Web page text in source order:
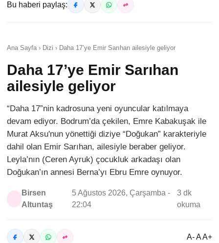
Bu haberi paylaş:
Ana Sayfa › Dizi › Daha 17’ye Emir Sarıhan ailesiyle geliyor
Daha 17’ye Emir Sarıhan
ailesiyle geliyor
“Daha 17”nin kadrosuna yeni oyuncular katılmaya
devam ediyor. Bodrum’da çekilen, Emre Kabakuşak ile
Murat Aksu'nun yönettiği diziye “Doğukan” karakteriyle
dahil olan Emir Sarıhan, ailesiyle beraber geliyor.
Leyla’nın (Ceren Ayruk) çocukluk arkadaşı olan
Doğukan’ın annesi Berna’yı Ebru Emre oynuyor.
Birsen
Altuntaş
5 Ağustos 2026, Çarşamba -
22:04
3 dk
okuma
A- A A+